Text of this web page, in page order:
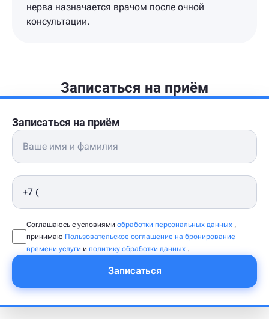
нерва назначается врачом после очной
консультации.
Записаться на приём
Записаться на приём
Соглашаюсь с условиями обработки персональных данных ,
принимаю Пользовательское соглашение на бронирование
времени услуги и политику обработки данных .
Записаться